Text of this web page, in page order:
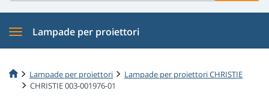
Lampade per proiettori
Lampade per proiettori
Lampade per proiettori CHRISTIE
CHRISTIE 003-001976-01